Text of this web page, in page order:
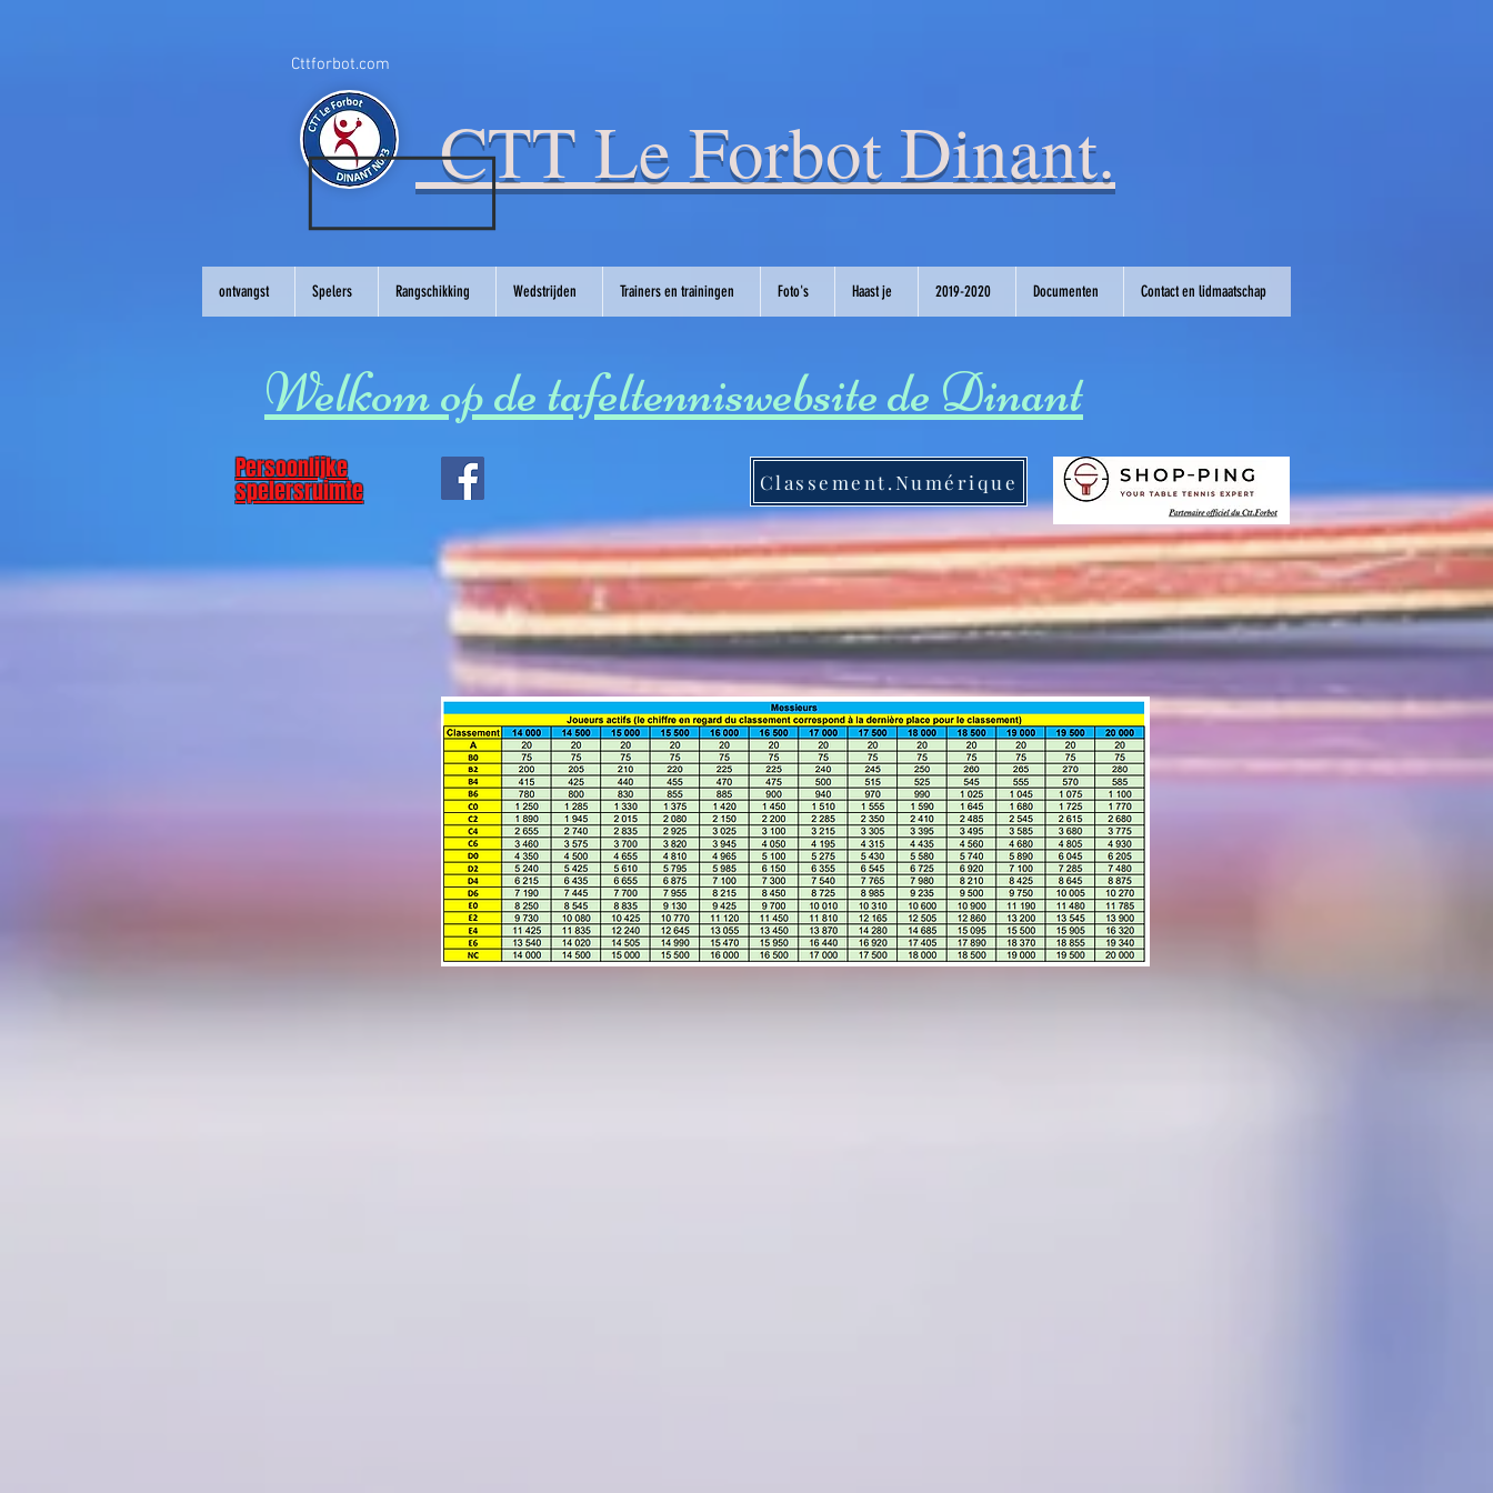
Cttforbot.com
CTT Le Forbot Dinant.
ontvangst Spelers Rangschikking Wedstrijden Trainers en trainingen Foto's Haast je 2019-2020 Documenten Contact en lidmaatschap
Welkom op de tafeltenniswebsite de Dinant
Persoonlijke
spelersruimte Classement.Numérique